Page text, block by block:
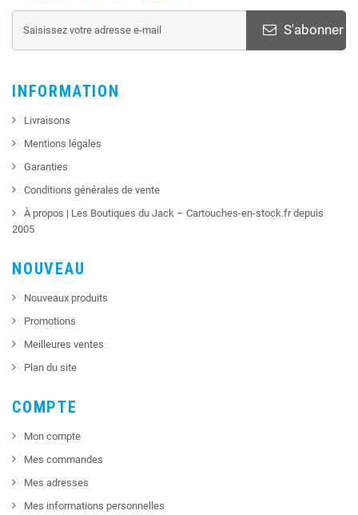
S'abonner
INFORMATION
Livraisons
Mentions légales
Garanties
Conditions générales de vente
À propos | Les Boutiques du Jack – Cartouches-en-stock.fr depuis
2005
NOUVEAU
Nouveaux produits
Promotions
Meilleures ventes
Plan du site
COMPTE
Mon compte
Mes commandes
Mes adresses
Mes informations personnelles